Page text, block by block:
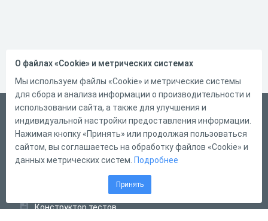
Русский
Справка
Форма обратной связи
Конструктор тестов
О файлах «Cookie» и метрических системах
Мы используем файлы «Cookie» и метрические системы
для сбора и анализа информации о производительности и
использовании сайта, а также для улучшения и
индивидуальной настройки предоставления информации.
Нажимая кнопку «Принять» или продолжая пользоваться
сайтом, вы соглашаетесь на обработку файлов «Cookie» и
данных метрических систем. Подробнее
Принять